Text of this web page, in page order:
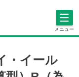
メニュー
・イール